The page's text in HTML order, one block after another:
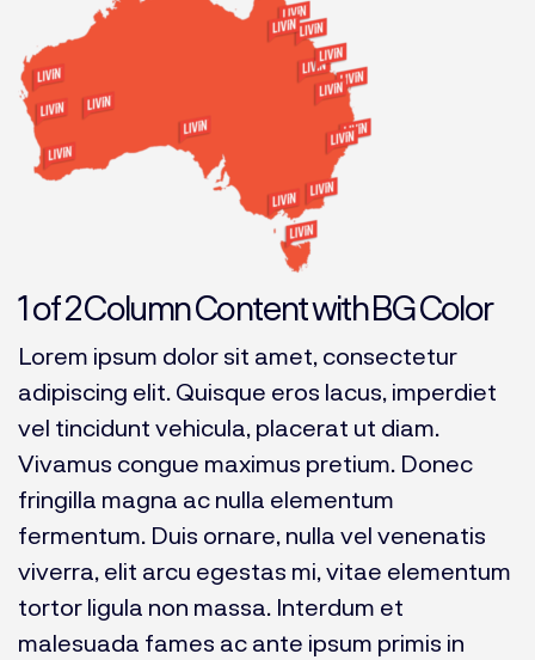
1 of 2 Column Content with BG Color
Lorem ipsum dolor sit amet, consectetur
adipiscing elit. Quisque eros lacus, imperdiet
vel tincidunt vehicula, placerat ut diam.
Vivamus congue maximus pretium. Donec
fringilla magna ac nulla elementum
fermentum. Duis ornare, nulla vel venenatis
viverra, elit arcu egestas mi, vitae elementum
tortor ligula non massa. Interdum et
malesuada fames ac ante ipsum primis in